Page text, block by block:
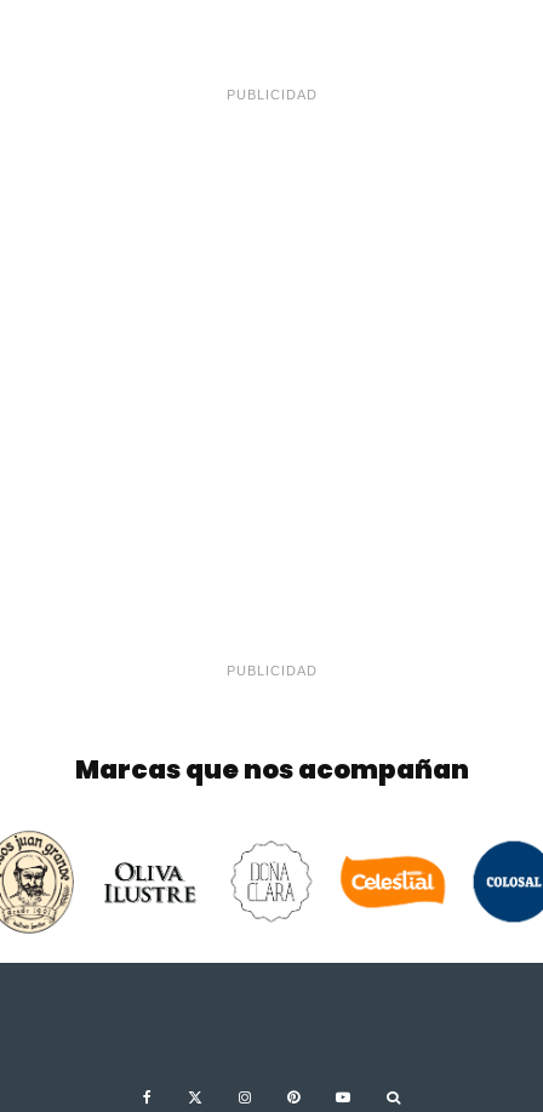
PUBLICIDAD
PUBLICIDAD
Marcas que nos acompañan